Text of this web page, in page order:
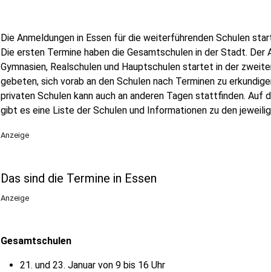
Die Anmeldungen in Essen für die weiterführenden Schulen
Die ersten Termine haben die Gesamtschulen in der Stadt. Der
Gymnasien, Realschulen und Hauptschulen startet in der
gebeten, sich vorab an den Schulen nach Terminen zu
privaten Schulen kann auch an anderen Tagen stattfinden. Auf
gibt es eine Liste der Schulen und Informationen zu den
Anzeige
Das sind die Termine in Essen
Anzeige
Gesamtschulen
21. und 23. Januar von 9 bis 16 Uhr